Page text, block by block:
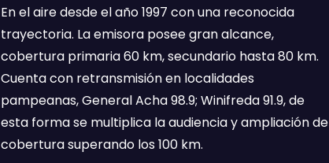
En el aire desde el año 1997 con una reconocida
trayectoria. La emisora posee gran alcance,
cobertura primaria 60 km, secundario hasta 80 km.
Cuenta con retransmisión en localidades
pampeanas, General Acha 98.9; Winifreda 91.9, de
esta forma se multiplica la audiencia y ampliación de
cobertura superando los 100 km.